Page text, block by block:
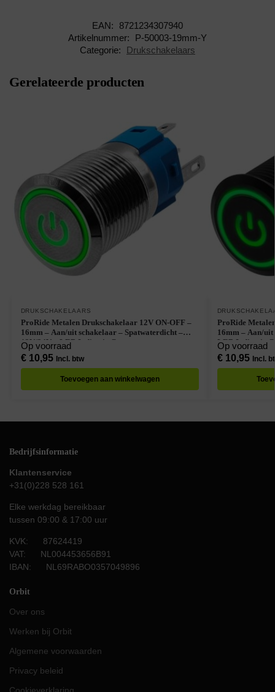
EAN:
8721234307940
Artikelnummer:
P-50003-19mm-Y
Categorie:
Drukschakelaars
Gerelateerde producten
DRUKSCHAKELAARS
ProRide Metalen Drukschakelaar 12V ON-OFF –
16mm – Aan/uit schakelaar – Spatwaterdicht –
12V/24V – LED Indicatie Groen
Op voorraad
€10,95 Incl. btw
Toevoegen aan winkelwagen
ProRide
16mm – Aan/
LED Indicatie
Op voorraad
€10,95 Incl.
Bedrijfsinformatie
Klantenservice
+31(0)228 528 161
Elke werkdag bereikbaar
tussen 09:00 & 17:00 uur
KVK: 87624419
VAT: NL004453656B91
IBAN: NL69RABO0357049896
Orbit
Over ons
Werken bij Orbit
Algemene voorwaarden
Privacy beleid